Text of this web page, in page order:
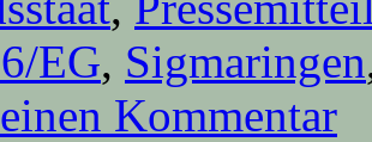
EG, Sigmaringen
Kommentar